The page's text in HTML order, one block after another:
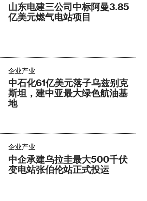
山东电建三公司中标阿曼3.85
亿美元燃气电站项目
企业产业
中石化61亿美元落子乌兹别克
斯坦，建中亚最大绿色航油基
地
企业产业
中企承建乌拉圭最大500千伏
变电站张伯伦站正式投运